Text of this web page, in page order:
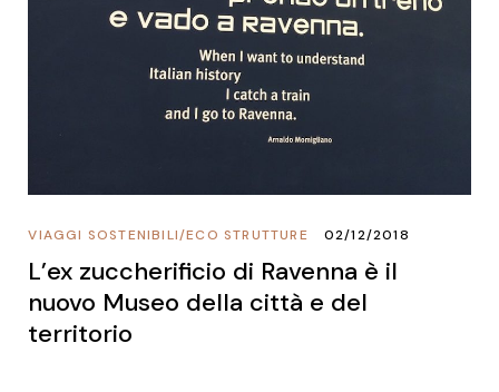
ECO STRUTTURE
/
VIAGGI SOSTENIBILI 02/12/2018
L’ex zuccherificio di Ravenna è il
nuovo Museo della città e del
territorio